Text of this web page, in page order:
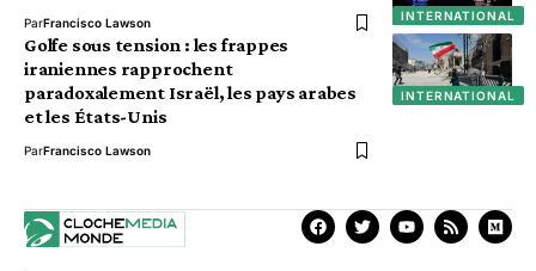
INTERNATIONAL
ParFrancisco Lawson
INTERNATIONAL
Golfe sous tension : les frappes
iraniennes rapprochent
paradoxalement Israël, les pays arabes
et les États-Unis
ParFrancisco Lawson